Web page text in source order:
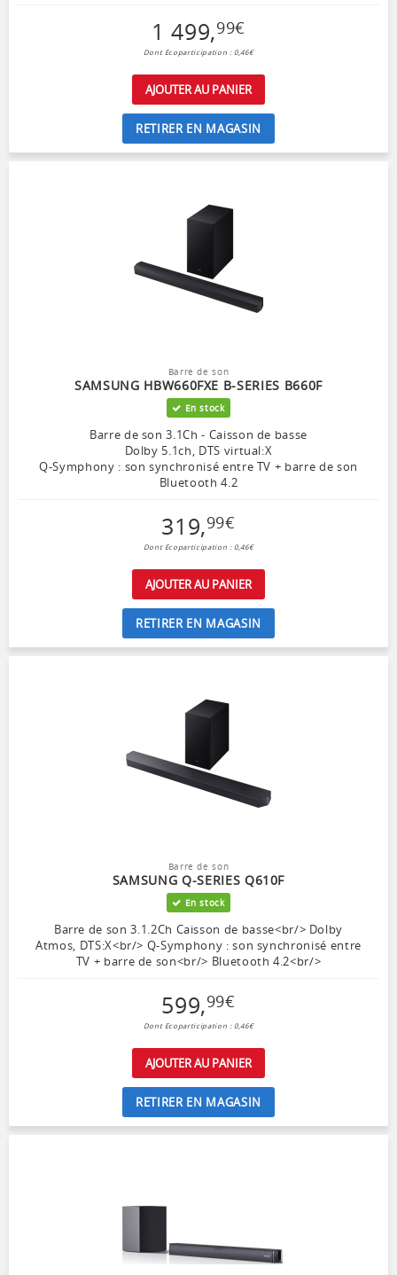
1 499,99€
Dont Ecoparticipation : 0,46€
AJOUTER AU PANIER
RETIRER EN MAGASIN
Barre de son
SAMSUNG HBW660FXE B-SERIES B660F
En stock
Barre de son 3.1Ch - Caisson de basse
Dolby 5.1ch, DTS virtual:X
Q-Symphony : son synchronisé entre TV + barre de son
Bluetooth 4.2
319,99€
Dont Ecoparticipation : 0,46€
AJOUTER AU PANIER
RETIRER EN MAGASIN
Barre de son
SAMSUNG Q-SERIES Q610F
En stock
Barre de son 3.1.2Ch Caisson de basse<br/> Dolby
Atmos, DTS:X<br/> Q-Symphony : son synchronisé entre
TV + barre de son<br/> Bluetooth 4.2<br/>
599,99€
Dont Ecoparticipation : 0,46€
AJOUTER AU PANIER
RETIRER EN MAGASIN